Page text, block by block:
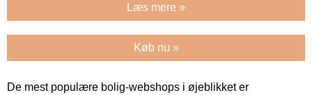
Læs mere »
Køb nu »
De mest populære bolig-webshops i øjeblikket er